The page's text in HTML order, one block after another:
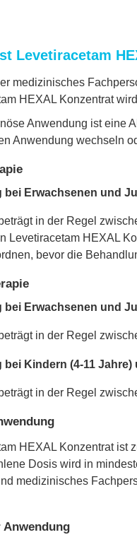
Levetiracetam
medizinisches
HEXAL Konzentrat
Anwendung ist eine
Anwendung wechseln
bei Erwachsenen und
in der Regel
Levetiracetam HEXAL
bevor die
bei Erwachsenen und
in der Regel
bei Kindern (4-11
in der Regel
HEXAL Konzentrat ist
Dosis wird in
medizinisches
Anwendung